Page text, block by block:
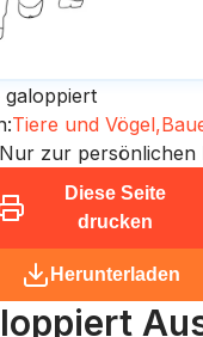
galoppiert
Tiere und Vögel,
Nur zur persönlichen
Diese Seite
drucken
Herunterladen